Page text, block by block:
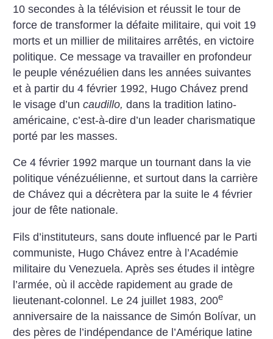
10 secondes à la télévision et réussit le tour de
force de transformer la défaite militaire, qui voit 19
morts et un millier de militaires arrêtés, en victoire
politique. Ce message va travailler en profondeur
le peuple vénézuélien dans les années suivantes
et à partir du 4 février 1992, Hugo Chávez prend
le visage d’uncaudillo, dans la tradition latino-
américaine, c’est-à-dire d’un leader charismatique
porté par les masses.
Ce 4 février 1992 marque un tournant dans la vie
politique vénézuélienne, et surtout dans la carrière
de Chávez qui a décrètera par la suite le 4 février
jour de fête nationale.
Fils d’instituteurs, sans doute influencé par le Parti
communiste, Hugo Chávez entre à l’Académie
militaire du Venezuela. Après ses études il intègre
l’armée, où il accède rapidement au grade de
lieutenant-colonnel. Le 24 juillet 1983, 200e
anniversaire de la naissance de Simón Bolívar, un
des pères de l’indépendance de l’Amérique latine